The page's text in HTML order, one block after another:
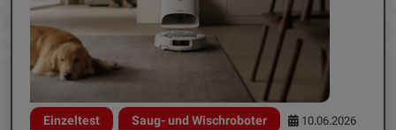
Einzeltest Saug- und Wischroboter 10.06.2026